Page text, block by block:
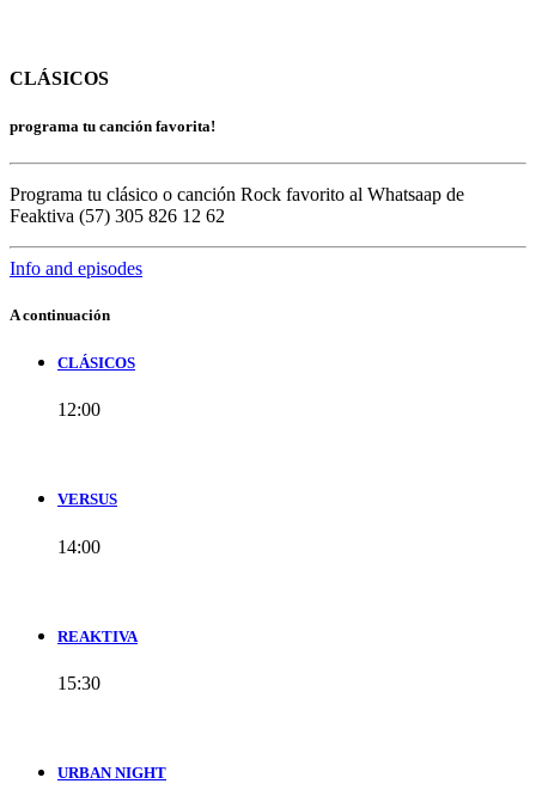
CLÁSICOS
programa tu canción favorita!
Programa tu clásico o canción Rock favorito al Whatsaap de
Feaktiva (57) 305 826 12 62
Info and episodes
A continuación
CLÁSICOS
12:00
VERSUS
14:00
REAKTIVA
15:30
URBAN NIGHT